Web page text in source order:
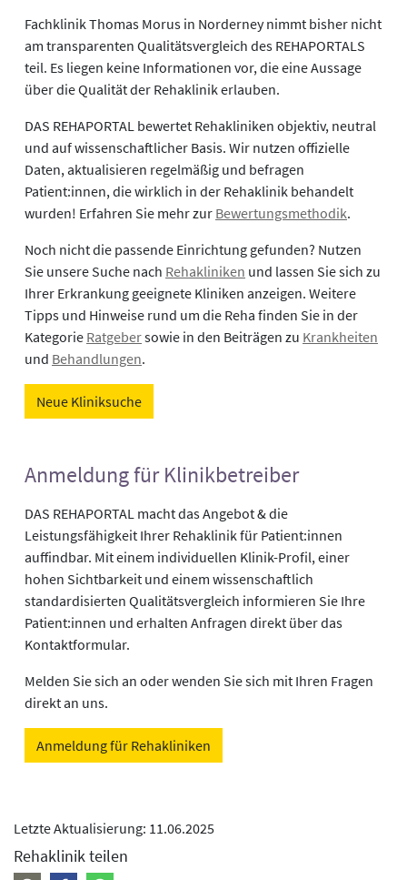
Fachklinik Thomas Morus in Norderney nimmt bisher nicht
am transparenten Qualitätsvergleich des REHAPORTALS
teil. Es liegen keine Informationen vor, die eine Aussage
über die Qualität der Rehaklinik erlauben.
DAS REHAPORTAL bewertet Rehakliniken objektiv, neutral
und auf wissenschaftlicher Basis. Wir nutzen offizielle
Daten, aktualisieren regelmäßig und befragen
Patient:innen, die wirklich in der Rehaklinik behandelt
wurden! Erfahren Sie mehr zur Bewertungsmethodik.
Noch nicht die passende Einrichtung gefunden? Nutzen
Sie unsere Suche nach Rehakliniken und lassen Sie sich zu
Ihrer Erkrankung geeignete Kliniken anzeigen. Weitere
Tipps und Hinweise rund um die Reha finden Sie in der
Kategorie Ratgebersowie in den Beiträgen zu Krankheiten
und Behandlungen.
Neue Kliniksuche
Anmeldung für Klinikbetreiber
DAS REHAPORTAL macht das Angebot & die
Leistungsfähigkeit Ihrer Rehaklinik für Patient:innen
auffindbar. Mit einem individuellen Klinik-Profil, einer
hohen Sichtbarkeit und einem wissenschaftlich
standardisierten Qualitätsvergleich informieren Sie Ihre
Patient:innen und erhalten Anfragen direkt über das
Kontaktformular.
Melden Sie sich an oder wenden Sie sich mit Ihren Fragen
direkt an uns.
Anmeldung für Rehakliniken
Letzte Aktualisierung: 11.06.2025
Rehaklinik teilen